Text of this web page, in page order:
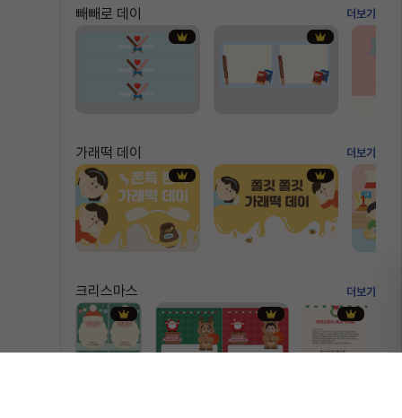
빼빼로 데이 더보기
가래떡 데이 더보기
크리스마스 더보기